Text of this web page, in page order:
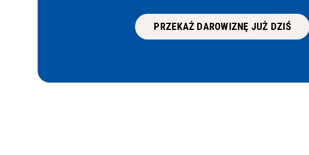
PRZEKAŻ DAROWIZNĘ JUŻ DZIŚ